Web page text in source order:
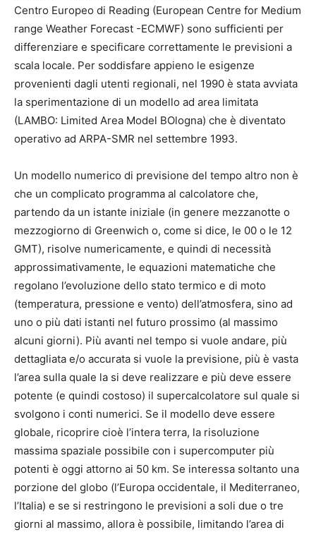
Centro Europeo di Reading (European Centre for Medium
range Weather Forecast -ECMWF) sono sufficienti per
differenziare e specificare correttamente le previsioni a
scala locale. Per soddisfare appieno le esigenze
provenienti dagli utenti regionali, nel 1990 è stata avviata
la sperimentazione di un modello ad area limitata
(LAMBO: Limited Area Model BOlogna) che è diventato
operativo ad ARPA-SMR nel settembre 1993.
Un modello numerico di previsione del tempo altro non è
che un complicato programma al calcolatore che,
partendo da un istante iniziale (in genere mezzanotte o
mezzogiorno di Greenwich o, come si dice, le 00 o le 12
GMT), risolve numericamente, e quindi di necessità
approssimativamente, le equazioni matematiche che
regolano l’evoluzione dello stato termico e di moto
(temperatura, pressione e vento) dell’atmosfera, sino ad
uno o più dati istanti nel futuro prossimo (al massimo
alcuni giorni). Più avanti nel tempo si vuole andare, più
dettagliata e/o accurata si vuole la previsione, più è vasta
l’area sulla quale la si deve realizzare e più deve essere
potente (e quindi costoso) il supercalcolatore sul quale si
svolgono i conti numerici. Se il modello deve essere
globale, ricoprire cioè l’intera terra, la risoluzione
massima spaziale possibile con i supercomputer più
potenti è oggi attorno ai 50 km. Se interessa soltanto una
porzione del globo (l’Europa occidentale, il Mediterraneo,
l’Italia) e se si restringono le previsioni a soli due o tre
giorni al massimo, allora è possibile, limitando l’area di